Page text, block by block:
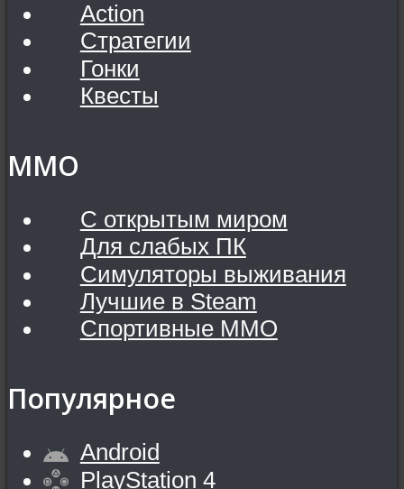
Action
Стратегии
Гонки
Квесты
MMO
С открытым миром
Для слабых ПК
Симуляторы выживания
Лучшие в Steam
Спортивные MMO
Популярное
Android
PlayStation 4